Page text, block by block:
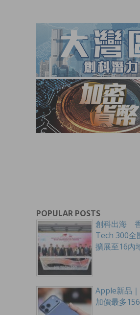
POPULAR POSTS
創科出海
Tech 300全
擴展至16內
Apple新品
加價最多